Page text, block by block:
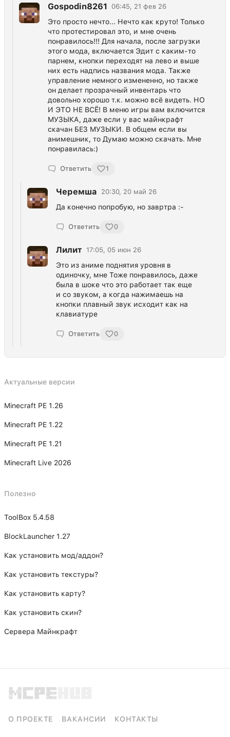
Gospodin8261 06:45, 21 фев 26
Это просто нечто... Нечто как круто! Только
что протестировал это, и мне очень
понравилось!!! Для начала, после загрузки
этого мода, включается Эдит с каким-то
парнем, кнопки переходят на лево и выше
них есть надпись названия мода. Также
управление немного измененно, но также
он делает прозрачный инвентарь что
довольно хорошо т.к. можно всё видеть. НО
И ЭТО НЕ ВСЁ! В меню игры вам включится
МУЗЫКА, даже если у вас майнкрафт
скачан БЕЗ МУЗЫКИ. В общем если вы
анимешник, то Думаю можно скачать. Мне
понравилась:)
Ответить 1
Черемша 20:30, 20 май 26
Да конечно попробую, но завртра :-
Ответить 0
Лилит 17:05, 05 июн 26
Это из аниме поднятия уровня в
одиночку, мне Тоже понравилось, даже
была в шоке что это работает так еще
и со звуком, а когда нажимаешь на
кнопки плавный звук исходит как на
клавиатуре
Ответить 0
Актуальные версии
Minecraft PE 1.26
Minecraft PE 1.22
Minecraft PE 1.21
Minecraft Live 2026
Полезно
ToolBox 5.4.58
BlockLauncher 1.27
Как установить мод/аддон?
Как установить текстуры?
Как установить карту?
Как установить скин?
Сервера Майнкрафт
О ПРОЕКТЕ ВАКАНСИИ КОНТАКТЫ